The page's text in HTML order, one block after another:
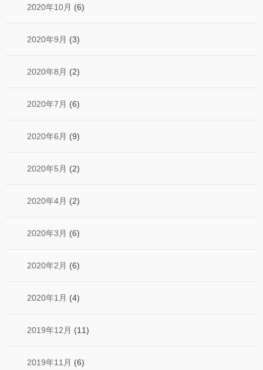
2020年10月 (6)
2020年9月 (3)
2020年8月 (2)
2020年7月 (6)
2020年6月 (9)
2020年5月 (2)
2020年4月 (2)
2020年3月 (6)
2020年2月 (6)
2020年1月 (4)
2019年12月 (11)
2019年11月 (6)